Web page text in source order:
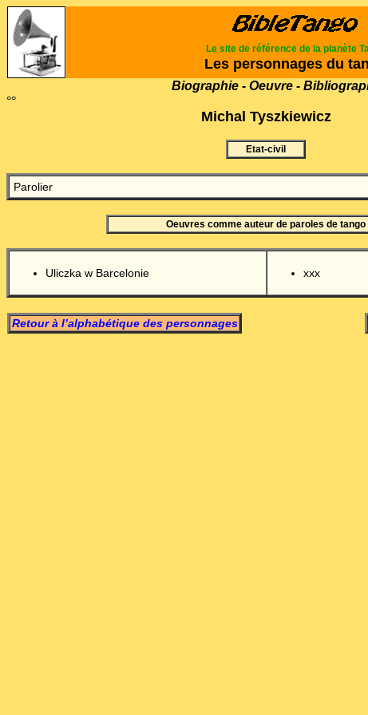
Le site de référence de la planète
Les personnages du
Biographie - Oeuvre -
°°
Michal Tyszkiewicz
Etat-civil
Parolier
Oeuvres comme auteur de paroles de tango
Uliczka w Barcelonie xxx
Retour à l’alphabétique des personnages